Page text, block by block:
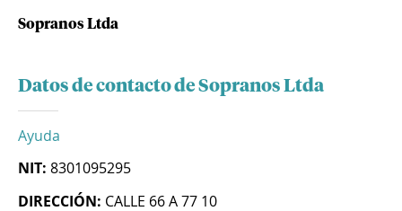
Sopranos Ltda
Datos de contacto de Sopranos Ltda
Ayuda
NIT: 8301095295
DIRECCIÓN: CALLE 66 A 77 10